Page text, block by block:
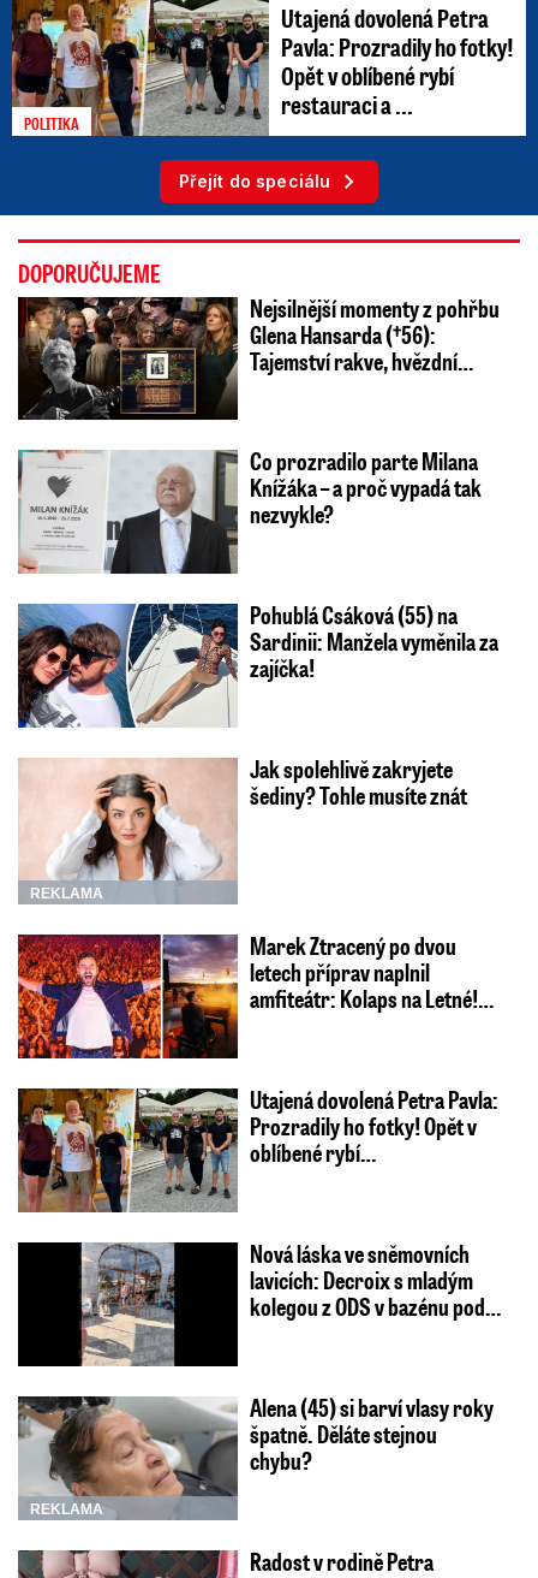
POLITIKA
Utajená dovolená Petra
Pavla: Prozradily ho fotky!
Opět v oblíbené rybí
restauraci a ...
Přejít do speciálu
DOPORUČUJEME
Nejsilnější momenty z pohřbu
Glena Hansarda (†56):
Tajemství rakve, hvězdní…
Co prozradilo parte Milana
Knížáka – a proč vypadá tak
nezvykle?
Pohublá Csáková (55) na
Sardinii: Manžela vyměnila za
zajíčka!
REKLAMA
Jak spolehlivě zakryjete
šediny? Tohle musíte znát
Marek Ztracený po dvou
letech příprav naplnil
amfiteátr: Kolaps na Letné!…
Utajená dovolená Petra Pavla:
Prozradily ho fotky! Opět v
oblíbené rybí…
Nová láska ve sněmovních
lavicích: Decroix s mladým
kolegou z ODS v bazénu pod…
REKLAMA
Alena (45) si barví vlasy roky
špatně. Děláte stejnou
chybu?
Radost v rodině Petra